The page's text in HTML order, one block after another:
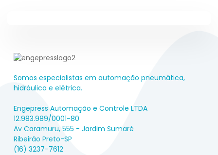
Somos especialistas em automação pneumática,
hidráulica e elétrica.
Engepress Automação e Controle LTDA
12.983.989/0001-80
Av Caramuru, 555 - Jardim Sumaré
Ribeirão Preto-SP
(16) 3237-7612